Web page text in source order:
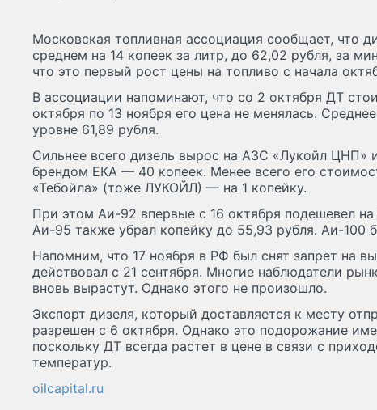
Московская топливная ассоциация сообщает, что
среднем на 14 копеек за литр, до 62,02 рубля, за
что это первый рост цены на топливо с начала
В ассоциации напоминают, что со 2 октября ДТ
октября по 13 ноября его цена не менялась.
уровне 61,89 рубля.
Сильнее всего дизель вырос на АЗС «Лукойл ЦНП»
брендом ЕКА — 40 копеек. Менее всего его
«Тебойла» (тоже ЛУКОЙЛ) — на 1 копейку.
При этом Аи-92 впервые с 16 октября подешевел на
Аи-95 также убрал копейку до 55,93 рубля. Аи-100
Напомним, что 17 ноября в РФ был снят запрет на
действовал с 21 сентября. Многие наблюдатели
вновь вырастут. Однако этого не произошло.
Экспорт дизеля, который доставляется к месту
разрешен с 6 октября. Однако это подорожание
поскольку ДТ всегда растет в цене в связи с
температур.
oilcapital.ru